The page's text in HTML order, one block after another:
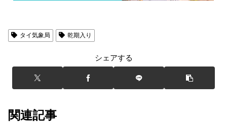
タイ気象局 乾期入り
シェアする
関連記事